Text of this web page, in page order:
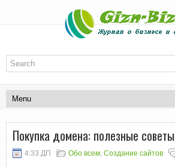
Покупка домена: полезные советы
4:33 ДП Обо всем, Создание сайтов